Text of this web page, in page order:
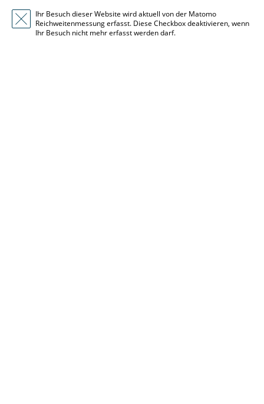
Ihr Besuch dieser Website wird aktuell von der Matomo
Reichweitenmessung erfasst. Diese Checkbox deaktivieren, wenn
Ihr Besuch nicht mehr erfasst werden darf.